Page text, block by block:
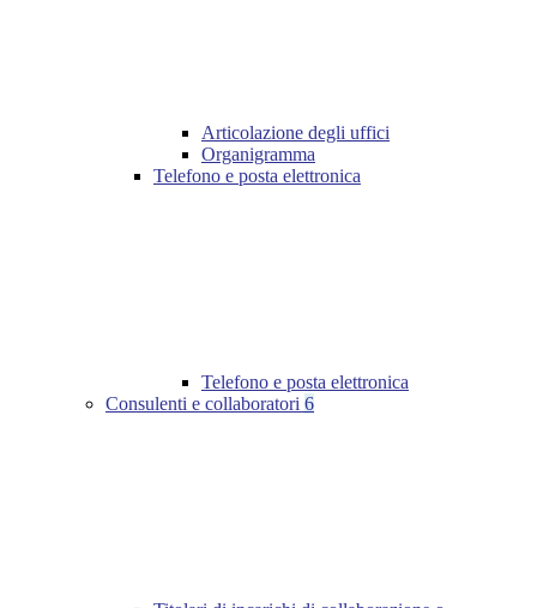
Articolazione degli uffici
Organigramma
Telefono e posta elettronica
Telefono e posta elettronica
Consulenti e collaboratori 6